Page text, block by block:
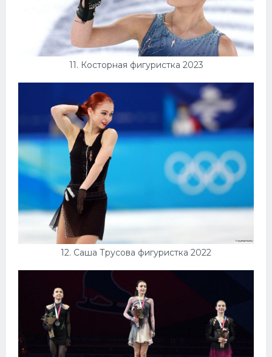
11. Косторная фигуристка 2023
12. Саша Трусова фигуристка 2022